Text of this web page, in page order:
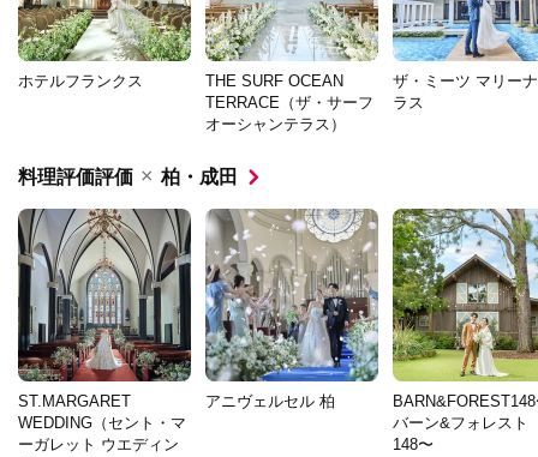
ホテルフランクス
THE SURF OCEAN
TERRACE（ザ・サーフ
オーシャンテラス）
ザ・ミーツ マリー
ラス
料理評価評価 × 柏・成田
ST.MARGARET
WEDDING（セント・マ
ーガレット ウエディン
アニヴェルセル 柏
バーン&フォレスト
148〜